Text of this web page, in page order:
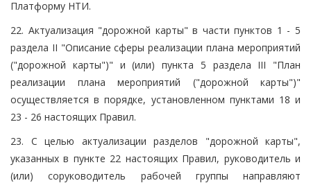
Платформу НТИ.
22. Актуализация "дорожной карты" в части пунктов 1 - 5
раздела II "Описание сферы реализации плана мероприятий
("дорожной карты")" и (или) пункта 5 раздела III "План
реализации плана мероприятий ("дорожной карты")"
осуществляется в порядке, установленном пунктами 18 и
23 - 26 настоящих Правил.
23. С целью актуализации разделов "дорожной карты",
указанных в пункте 22 настоящих Правил, руководитель и
(или) соруководитель рабочей группы направляют